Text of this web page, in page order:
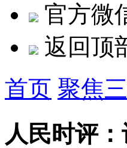
官方微
返回顶
首页 聚焦
人民时评